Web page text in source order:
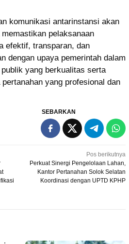
komunikasi antarinstansi akan
pelaksanaan
efektif, transparan, dan
dengan upaya pemerintah dalam
yang berkualitas serta
yang profesional dan
SEBARKAN
Pos berikutnya
Perkuat Sinergi Pengelolaan Lahan,
Kantor Pertanahan Solok Selatan
Koordinasi dengan UPTD KPHP